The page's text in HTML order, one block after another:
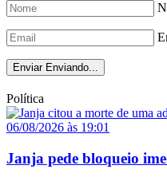
Enviar Enviando...
Política
06/08/2026 às 19:01
Janja pede bloqueio